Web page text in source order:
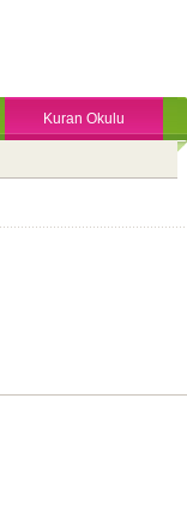
Kuran Okulu